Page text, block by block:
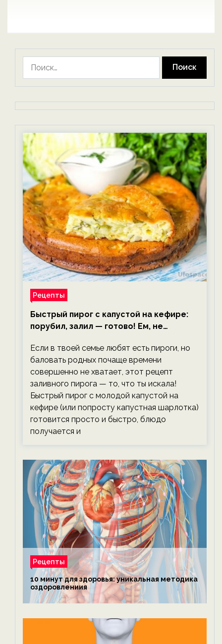
Рецепты
Быстрый пирог с капустой на кефире:
порубил, залил — готово! Ем, не
Если в твоей семье любят есть пироги, но
баловать родных почаще времени
совершенно не хватает, этот рецепт
заливного пирога — то, что ты искала!
Быстрый пирог с молодой капустой на
кефире (или попросту капустная шарлотка)
готовится просто и быстро, блюдо
получается и
Рецепты
10 минут для здоровья: уникальная методика
оздоровлениия